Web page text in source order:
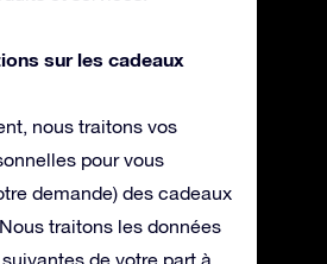
sur les cadeaux
nous traitons vos
pour vous
demande) des cadeaux
traitons les données
de votre part à